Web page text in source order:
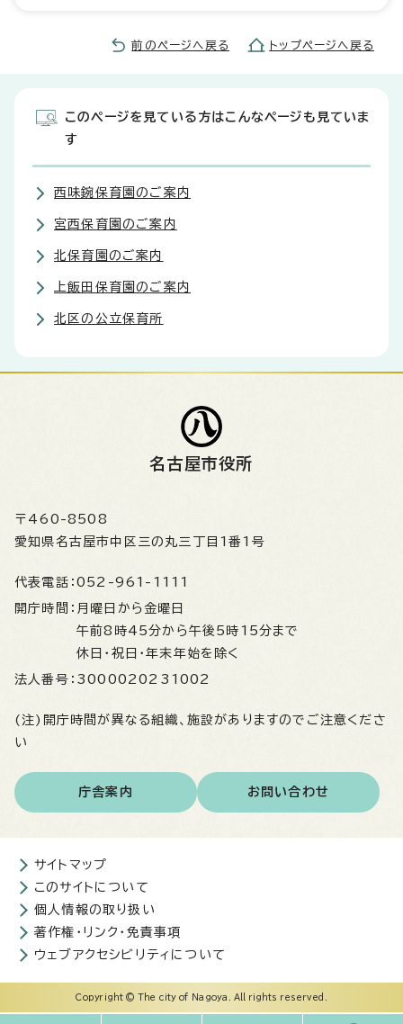
前のページへ戻る トップページへ戻る
このページを見ている方はこんなページも見ていま
す
西味鋺保育園のご案内
宮西保育園のご案内
北保育園のご案内
上飯田保育園のご案内
北区の公立保育所
名古屋市役所
〒460-8508
愛知県名古屋市中区三の丸三丁目1番1号
代表電話： 052-961-1111
開庁時間： 月曜日から金曜日
午前8時45分から午後5時15分まで
休日・祝日・年末年始を除く
法人番号： 3000020231002
(注)開庁時間が異なる組織、施設がありますのでご注意くださ
い
庁舎案内 お問い合わせ
サイトマップ
このサイトについて
個人情報の取り扱い
著作権・リンク・免責事項
ウェブアクセシビリティについて
Copyright © The city of Nagoya. All rights reserved.